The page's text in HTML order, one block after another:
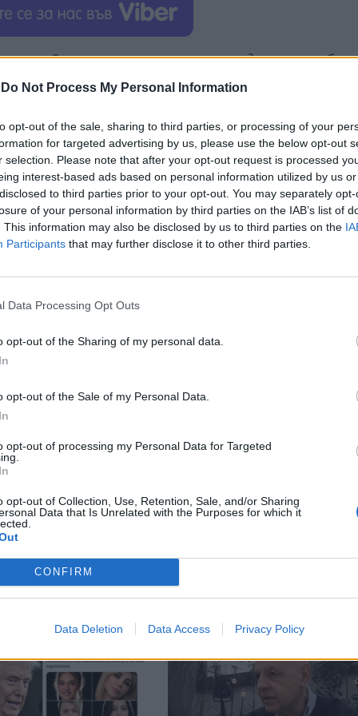
Do Not Process My Personal Information
opt-out of the sale, sharing to third parties, or processing of your
for targeted advertising by us, please use the below opt-out
selection. Please note that after your opt-out request is processed
interest-based ads based on personal information utilized by us
to third parties prior to your opt-out. You may separately
of your personal information by third parties on the IAB’s list of
This information may also be disclosed by us to third parties on the
Participants that may further disclose it to other third parties.
Data Processing Opt Outs
opt-out of the Sharing of my personal data.
opt-out of the Sale of my Personal Data.
opt-out of processing my Personal Data for Targeted
opt-out of Collection, Use, Retention, Sale, and/or Sharing
Data that Is Unrelated with the Purposes for which it
CONFIRM
Data Deletion Data Access Privacy Policy
мир:„Светът преживява криза на детското
такива данни преди пандемията. Заради това
образование, както и поради проблемите с
миналия август, жените и момичетата,
им протести все още не са дали резултат.
ВЪВ facebook
в: